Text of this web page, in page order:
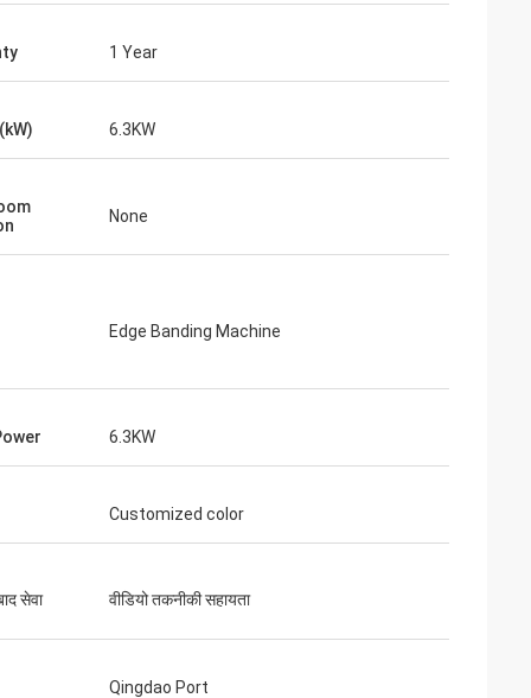
1 Year
6.3KW
None
Edge Banding Machine
6.3KW
Customized color
सेवा वीडियो तकनीकी सहायता
Qingdao Port